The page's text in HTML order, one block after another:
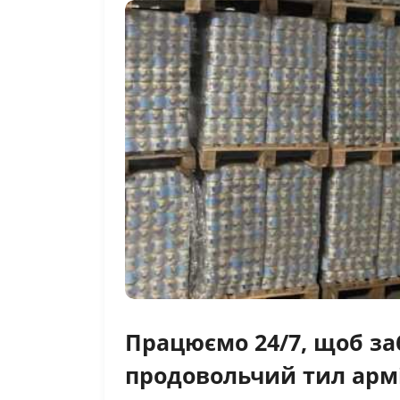
Працюємо 24/7, щоб
продовольчий тил